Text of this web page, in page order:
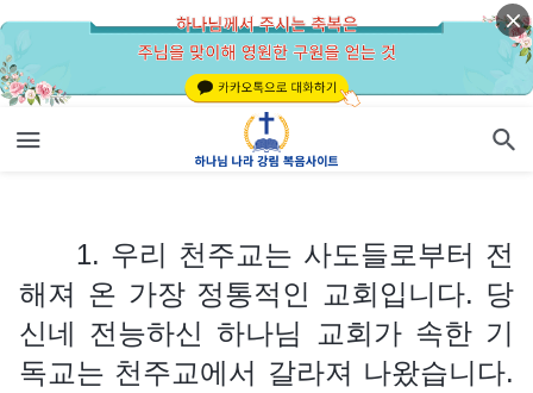
1. 우리 천주교는 사도들로부터 전
해져 온 가장 정통적인 교회입니다. 당
신네 전능하신 하나님 교회가 속한 기
독교는 천주교에서 갈라져 나왔습니다.